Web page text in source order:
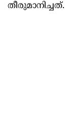
തീരുമാനിച്ചത്.